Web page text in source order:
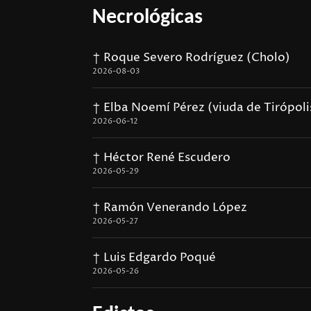
Necrológicas
† Roque Severo Rodríguez (Cholo)
2026-08-03
† Elba Noemí Pérez (viuda de
2026-06-12
† Héctor René Escudero
2026-05-29
† Ramón Venerando López
2026-05-27
† Luis Edgardo Poqué
2026-05-26